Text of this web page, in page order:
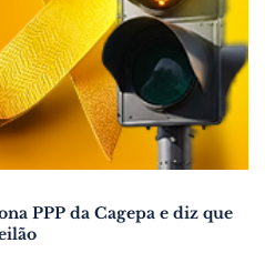
PPP da Cagepa e diz que